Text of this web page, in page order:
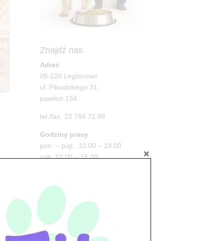
Znajdź nas
Adres
05-120 Legionowo
ul. Piłsudskiego 31,
pawilon 134
tel./fax. 22 784 71 96
Godziny pracy
pon. – piąt. 10.00 – 19.00
sob. 10.00 – 15.00
Adres
05-100 Nowy Dwór Mazowiecki
ul. Leśna 2
tel. 503 900 215